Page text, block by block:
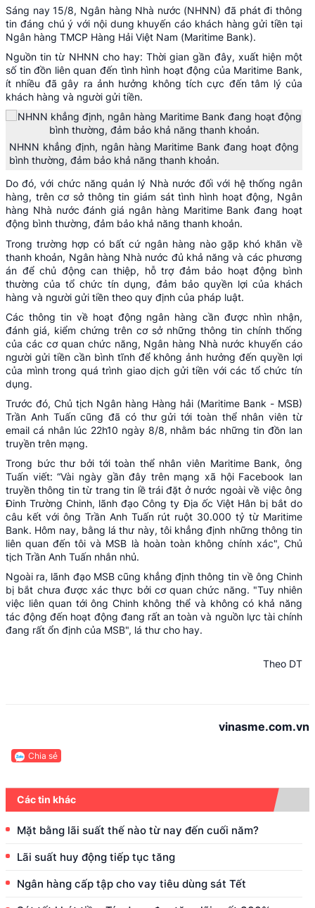
Sáng nay 15/8, Ngân hàng Nhà nước (NHNN) đã phát đi thông
tin đáng chú ý với nội dung khuyến cáo khách hàng gửi tiền tại
Ngân hàng TMCP Hàng Hải Việt Nam (Maritime Bank).
Nguồn tin từ NHNN cho hay: Thời gian gần đây, xuất hiện một
số tin đồn liên quan đến tình hình hoạt động của Maritime Bank,
ít nhiều đã gây ra ảnh hưởng không tích cực đến tâm lý của
khách hàng và người gửi tiền.
NHNN khẳng định, ngân hàng Maritime Bank đang hoạt động
bình thường, đảm bảo khả năng thanh khoản.
Do đó, với chức năng quản lý Nhà nước đối với hệ thống ngân
hàng, trên cơ sở thông tin giám sát tình hình hoạt động, Ngân
hàng Nhà nước đánh giá ngân hàng Maritime Bank đang hoạt
động bình thường, đảm bảo khả năng thanh khoản.
Trong trường hợp có bất cứ ngân hàng nào gặp khó khăn về
thanh khoản, Ngân hàng Nhà nước đủ khả năng và các phương
án để chủ động can thiệp, hỗ trợ đảm bảo hoạt động bình
thường của tổ chức tín dụng, đảm bảo quyền lợi của khách
hàng và người gửi tiền theo quy định của pháp luật.
Các thông tin về hoạt động ngân hàng cần được nhìn nhận,
đánh giá, kiểm chứng trên cơ sở những thông tin chính thống
của các cơ quan chức năng, Ngân hàng Nhà nước khuyến cáo
người gửi tiền cần bình tĩnh để không ảnh hưởng đến quyền lợi
của mình trong quá trình giao dịch gửi tiền với các tổ chức tín
dụng.
Trước đó, Chủ tịch Ngân hàng Hàng hải (Maritime Bank - MSB)
Trần Anh Tuấn cũng đã có thư gửi tới toàn thể nhân viên từ
email cá nhân lúc 22h10 ngày 8/8, nhằm bác những tin đồn lan
truyền trên mạng.
Trong bức thư bởi tới toàn thể nhân viên Maritime Bank, ông
Tuấn viết: “Vài ngày gần đây trên mạng xã hội Facebook lan
truyền thông tin từ trang tin lề trái đặt ở nước ngoài về việc ông
Đinh Trường Chinh, lãnh đạo Công ty Địa ốc Việt Hân bị bắt do
câu kết với ông Trần Anh Tuấn rút ruột 30.000 tỷ từ Maritime
Bank. Hôm nay, bằng lá thư này, tôi khẳng định những thông tin
liên quan đến tôi và MSB là hoàn toàn không chính xác", Chủ
tịch Trần Anh Tuấn nhắn nhủ.
Ngoài ra, lãnh đạo MSB cũng khẳng định thông tin về ông Chinh
bị bắt chưa được xác thực bởi cơ quan chức năng. "Tuy nhiên
việc liên quan tới ông Chinh không thể và không có khả năng
tác động đến hoạt động đang rất an toàn và nguồn lực tài chính
đang rất ổn định của MSB", lá thư cho hay.
Theo DT
vinasme.com.vn
Chia sẻ
Các tin khác
Mặt bằng lãi suất thế nào từ nay đến cuối năm?
Lãi suất huy động tiếp tục tăng
Ngân hàng cấp tập cho vay tiêu dùng sát Tết